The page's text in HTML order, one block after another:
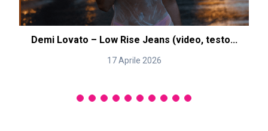
Demi Lovato – Low Rise Jeans (video, testo...
17 Aprile 2026